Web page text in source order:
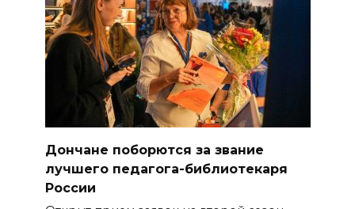
Дончане поборются за звание
лучшего педагога-библиотекаря
России